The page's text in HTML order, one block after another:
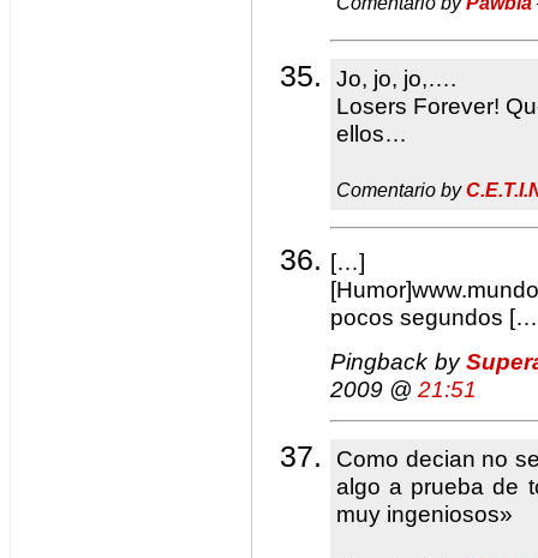
Jo, jo, jo,….
Losers Forever!
ellos…
Comentario by
[…]
pocos segundos
Pingback by
2009 @ 21:51
Como decian no
algo a prueba de
muy ingeniosos»